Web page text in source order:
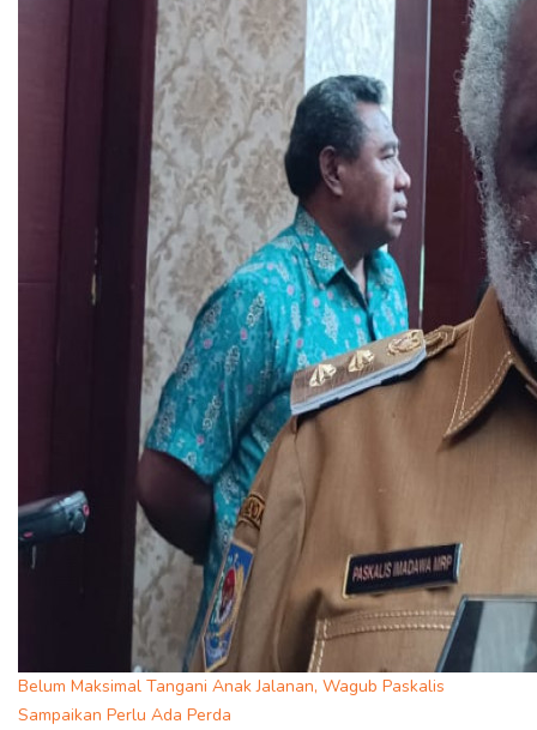
Belum Maksimal Tangani Anak Jalanan, Wagub Paskalis
Sampaikan Perlu Ada Perda